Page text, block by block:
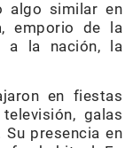
algo similar en
emporio de la
a la nación, la
en fiestas
galas
presencia en